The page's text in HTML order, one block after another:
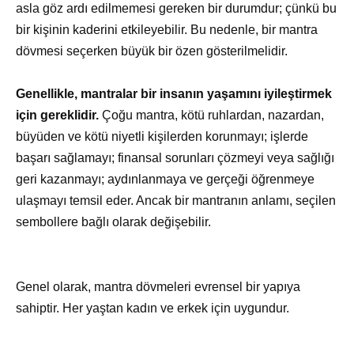
asla göz ardı edilmemesi gereken bir durumdur; çünkü bu
bir kişinin kaderini etkileyebilir. Bu nedenle, bir mantra
dövmesi seçerken büyük bir özen gösterilmelidir.
Genellikle, mantralar bir insanın yaşamını iyileştirmek
için gereklidir. Çoğu mantra, kötü ruhlardan, nazardan,
büyüden ve kötü niyetli kişilerden korunmayı; işlerde
başarı sağlamayı; finansal sorunları çözmeyi veya sağlığı
geri kazanmayı; aydınlanmaya ve gerçeği öğrenmeye
ulaşmayı temsil eder. Ancak bir mantranın anlamı, seçilen
sembollere bağlı olarak değişebilir.
Genel olarak, mantra dövmeleri evrensel bir yapıya
sahiptir. Her yaştan kadın ve erkek için uygundur.